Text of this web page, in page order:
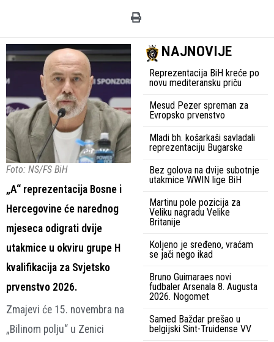
Foto: NS/FS BiH
„A“ reprezentacija Bosne i
Hercegovine će narednog
mjeseca odigrati dvije
utakmice u okviru grupe H
kvalifikacija za Svjetsko
prvenstvo 2026.
Zmajevi će 15. novembra na
„Bilinom polju“ u Zenici
NAJNOVIJE
Reprezentacija BiH kreće po
novu mediteransku priču
Mesud Pezer spreman za
Evropsko prvenstvo
Mladi bh. košarkaši savladali
reprezentaciju Bugarske
Bez golova na dvije subotnje
utakmice WWIN lige BiH
Martinu pole pozicija za
Veliku nagradu Velike
Britanije
Koljeno je sređeno, vraćam
se jači nego ikad
Bruno Guimaraes novi
fudbaler Arsenala 8. Augusta
2026. Nogomet
Samed Baždar prešao u
belgijski Sint-Truidense VV